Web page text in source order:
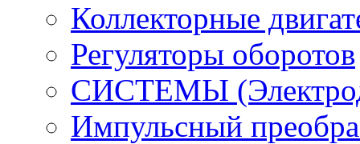
Коллекторные
Регуляторы оборотов
СИСТЕМЫ
Импульсный